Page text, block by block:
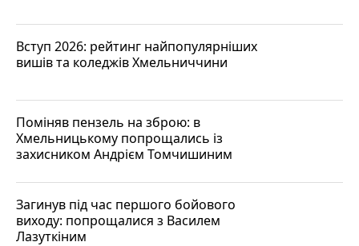
Вступ 2026: рейтинг найпопулярніших
вишів та коледжів Хмельниччини
Поміняв пензель на зброю: в
Хмельницькому попрощались із
захисником Андрієм Томчишиним
Загинув під час першого бойового
виходу: попрощалися з Василем
Лазуткіним